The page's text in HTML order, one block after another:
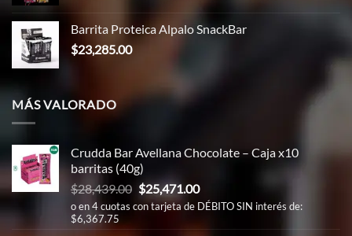
Barrita Proteica Alpalo SnackBar
$23,285.00
MÁS VALORADO
Crudda Bar Avellana Chocolate – Caja x10
barritas (40g)
$28,439.00 El
precio
$25,471.00El
precio
o en 4 cuotas con tarjeta de DÉBITO SIN interés de:
$6,367.75